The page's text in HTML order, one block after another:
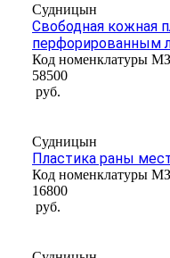
Судницын
Свободная кожная
перфорированным
Код номенклатуры
58500
руб.
Судницын
Пластика раны
Код номенклатуры
16800
руб.